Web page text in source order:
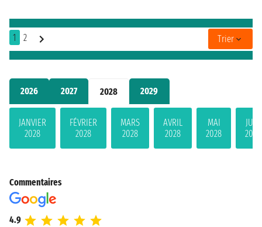
2026 2027 2028 2029
JANVIER
2028
FÉVRIER
2028
MARS
2028
AVRIL
2028
MAI
2028
JUIN
2028
1 2 Trier
Commentaires
4.9